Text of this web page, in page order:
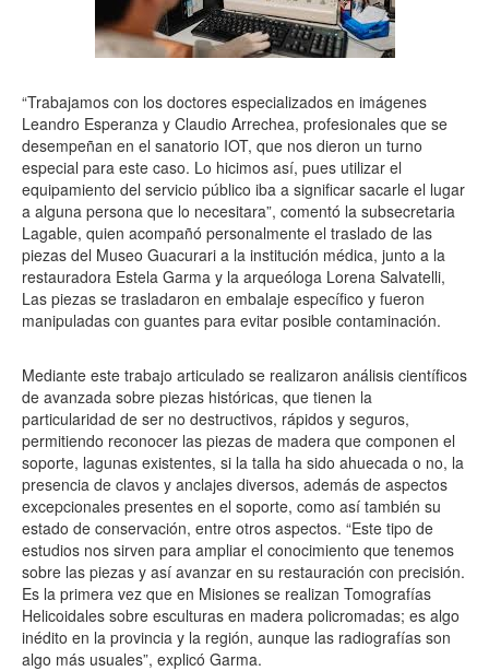
“Trabajamos con los doctores especializados en imágenes
Leandro Esperanza y Claudio Arrechea, profesionales que se
desempeñan en el sanatorio IOT, que nos dieron un turno
especial para este caso. Lo hicimos así, pues utilizar el
equipamiento del servicio público iba a significar sacarle el lugar
a alguna persona que lo necesitara”, comentó la subsecretaria
Lagable, quien acompañó personalmente el traslado de las
piezas del Museo Guacurari a la institución médica, junto a la
restauradora Estela Garma y la arqueóloga Lorena Salvatelli,
Las piezas se trasladaron en embalaje específico y fueron
manipuladas con guantes para evitar posible contaminación.
Mediante este trabajo articulado se realizaron análisis científicos
de avanzada sobre piezas históricas, que tienen la
particularidad de ser no destructivos, rápidos y seguros,
permitiendo reconocer las piezas de madera que componen el
soporte, lagunas existentes, si la talla ha sido ahuecada o no, la
presencia de clavos y anclajes diversos, además de aspectos
excepcionales presentes en el soporte, como así también su
estado de conservación, entre otros aspectos. “Este tipo de
estudios nos sirven para ampliar el conocimiento que tenemos
sobre las piezas y así avanzar en su restauración con precisión.
Es la primera vez que en Misiones se realizan Tomografías
Helicoidales sobre esculturas en madera policromadas; es algo
inédito en la provincia y la región, aunque las radiografías son
algo más usuales”, explicó Garma.